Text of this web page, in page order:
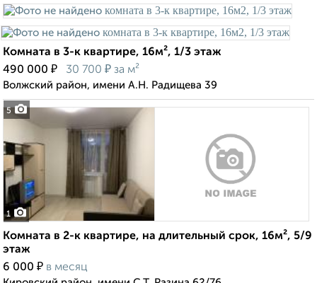
5
Комната в 3-к квартире, 16м², 1/3 этаж
490 000 ₽ 30 700 ₽ за м²
Волжский район, имени А.Н. Радищева 39
1
Комната в 2-к квартире, на длительный срок, 16м², 5/9
этаж
6 000 ₽ в месяц